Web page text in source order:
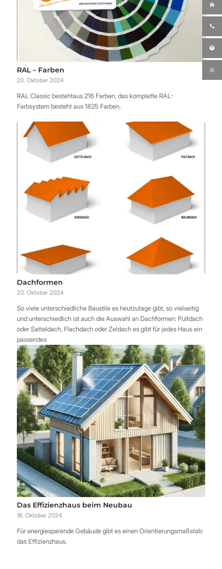
RAL – Farben
20. Oktober 2024
RAL Classic bestehtaus 216 Farben, das komplette RAL-
Farbsystem besteht aus 1825 Farben.
Dachformen
20. Oktober 2024
So viele unterschiedliche Baustile es heutzutage gibt, so vielseitig
und unterschiedlich ist auch die Auswahl an Dachformen: Pultdach
oder Satteldach, Flachdach oder Zeldach es gibt für jedes Haus ein
passendes
Das Effizienzhaus beim Neubau
18. Oktober 2024
Für energie­sparende Gebäude gibt es einen Orientierungs­maßstab:
das Effizienz­haus.